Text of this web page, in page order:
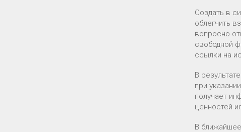
Создать в
облегчить
вопросно-
свободной
ссылки на
В
при
получает
ценностей
В